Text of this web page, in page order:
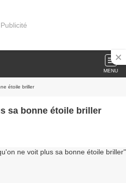
Publicité
MENU
étoile briller
sa bonne étoile briller